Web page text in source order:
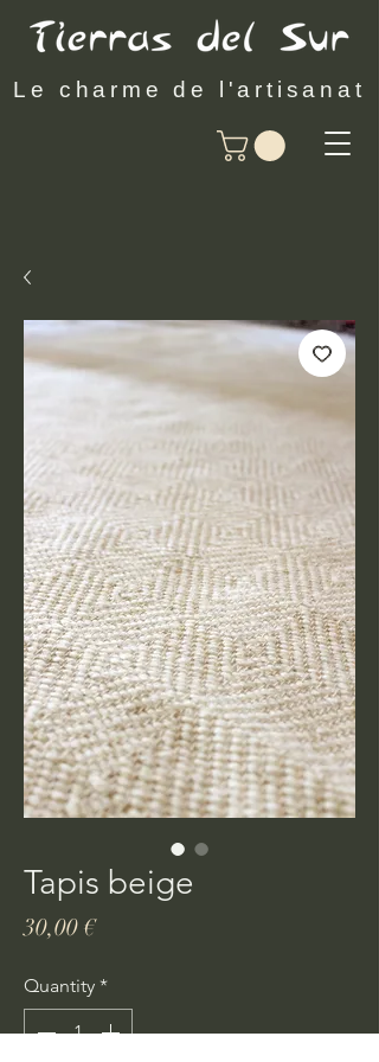
Le charme de l'artisanat
Tapis beige
30,00 €Price
Quantity *